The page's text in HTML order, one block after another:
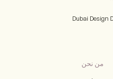
Dubai Design
من نحن